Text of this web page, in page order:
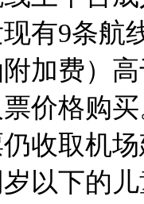
有9条航
加费）
价格购
取机场
以下的